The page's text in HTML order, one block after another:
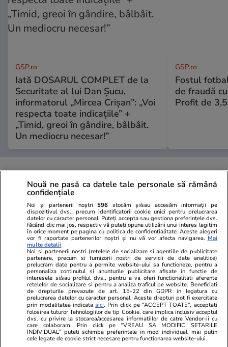
GSP.ro
Iată DOSARUL COMPLET de la
Securitate al lui Dan Șucu,
informatorul „Mircea Crișan”: „Voi
respecta toate indicațiile” +
„Timid, greoi în gândire, bâlbâit.
Un mediocru necesar!”
GSP.ro
Fostul
de fraudă
Profit de
PARTENERI
Nouă ne pasă ca datele tale personale să rămână
confidențiale
Noi și partenerii noștri 596 stocăm și/sau accesăm informații pe
dispozitivul dvs., precum identificatorii cookie unici pentru prelucrarea
datelor cu caracter personal. Puteți accepta sau gestiona preferințele dvs.
făcând clic mai jos, respectiv vă puteți opune utilizării unui interes legitim
în orice moment pe pagina cu politica de confidențialitate. Aceste alegeri
vor fi raportate partenerilor noștri și nu vă vor afecta navigarea. Mai
multe detalii
Noi si partenerii nostri (retelele de socializare si agentiile de publicitate
partenere, precum si furnizorii nostri de servicii de date analitice)
prelucram date pentru a permite website-ului sa functioneze, pentru a
personaliza continutul si anunturile publicitare afisate in functie de
interesele si/sau profilul dvs., pentru a va oferi functionalitati aferente
retelelor de socializare si pentru a analiza traficul pe website. Beneficiati
de drepturile prevazute de art. 15-22 din GDPR in legatura cu
prelucrarea datelor cu caracter personal. Aceste drepturi pot fi exercitate
prin modalitatea indicataaici. Prin click pe “ACCEPT TOATE”, acceptati
folosirea tuturor Tehnologiilor de tip Cookie, care implica inclusiv acceptul
dvs. cu privire la stocarea/accesarea informatiilor de catre Vendor-ii cu
care colaboram. Prin click pe “VREAU SA MODIFIC SETARILE
INDIVIDUAL” puteti schimba preferintele in mod individual, mai putin
cele legate de cookie strict necesare pentru functionarea website-ului.